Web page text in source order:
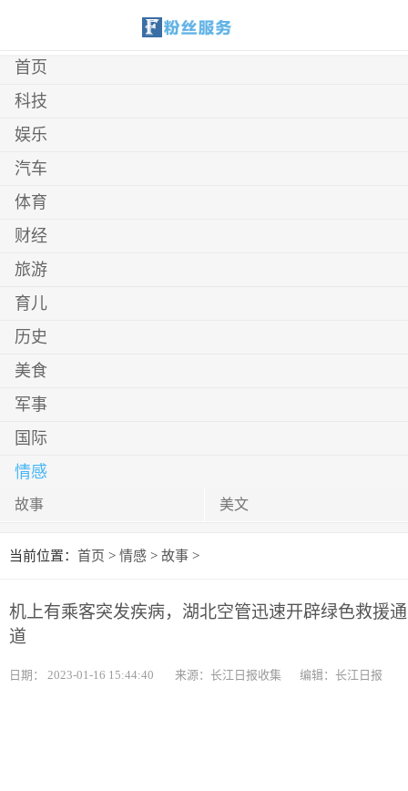
首页
科技
娱乐
汽车
体育
财经
旅游
育儿
历史
美食
军事
国际
情感
故事 美文
当前位置： 首页 > 情感 > 故事 >
机上有乘客突发疾病，湖北空管迅速开辟绿色救援通
道
日期： 2023-01-16 15:44:40 来源：长江日报收集 编辑：长江日报